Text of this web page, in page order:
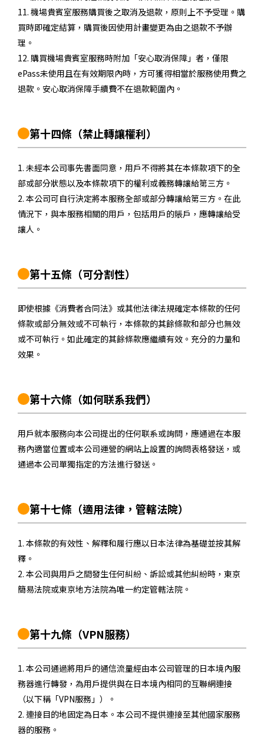
11. 機場貴賓室服務購買後之取消及退款，原則上不予受理。購
買時即確定結算，購買後因使用計畫變更為由之退款不予辦
理。
12. 購買機場貴賓室服務時附加「安心取消保障」者，僅限
ePass未使用且在有效期限內時，方可獲得相當於服務使用費之
退款。安心取消保障手續費不在退款範圍內。
第十四條 （禁止轉讓權利）
1. 未經本公司事先書面同意，用戶不得將其在本條款項下的全
部或部分狀態以及本條款項下的權利或義務轉讓給第三方。
2. 本公司可自行決定將本服務全部或部分轉讓給第三方。在此
情況下，與本服務相關的用戶，包括用戶的賬戶，應轉讓給受
讓人。
第十五條 （可分割性）
即使根據《消費者合同法》或其他法律法規確定本條款的任何
條款或部分無效或不可執行，本條款的其餘條款和部分也無效
或不可執行。如此確定的其餘條款應繼續有效。充分的力量和
效果。
第十六條 （如何联系我們）
用戶就本服務向本公司提出的任何联系或詢問，應通過在本服
務內適當位置或本公司運營的網站上設置的詢問表格發送，或
通過本公司單獨指定的方法進行發送。
第十七條 （適用法律，管轄法院）
1. 本條款的有效性、解釋和履行應以日本法律為基礎並按其解
釋。
2. 本公司與用戶之間發生任何糾紛、訴訟或其他糾紛時，東京
簡易法院或東京地方法院為唯一約定管轄法院。
第十九條 （VPN服務）
1. 本公司通過將用戶的通信流量經由本公司管理的日本境內服
務器進行轉發，為用戶提供與在日本境內相同的互聯網連接
（以下稱「VPN服務」）。
2. 連接目的地固定為日本。本公司不提供連接至其他國家服務
器的服務。